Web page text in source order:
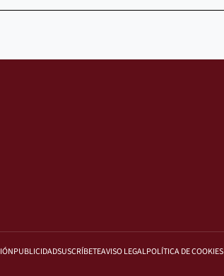
PUBLICIDADSUSCRÍBETEAVISO LEGALPOLÍTICA DE COOKIES